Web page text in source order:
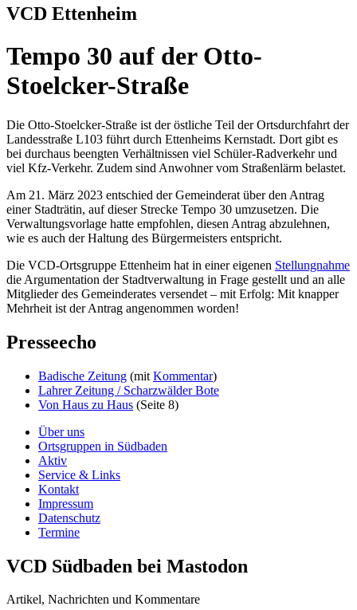
VCD Ettenheim
Tempo 30 auf der Otto-
Stoelcker-Straße
Die Otto-Stoelcker-Straße ist der östliche Teil der Ortsdurchfahrt der
Landesstraße L103 führt durch Ettenheims Kernstadt. Dort gibt es
bei durchaus beengten Verhältnissen viel Schüler-Radverkehr und
viel Kfz-Verkehr. Zudem sind Anwohner vom Straßenlärm belastet.
Am 21. März 2023 entschied der Gemeinderat über den Antrag
einer Stadträtin, auf dieser Strecke Tempo 30 umzusetzen. Die
Verwaltungsvorlage hatte empfohlen, diesen Antrag abzulehnen,
wie es auch der Haltung des Bürgermeisters entspricht.
Die VCD-Ortsgruppe Ettenheim hat in einer eigenen Stellungnahme
die Argumentation der Stadtverwaltung in Frage gestellt und an alle
Mitglieder des Gemeinderates versendet – mit Erfolg: Mit knapper
Mehrheit ist der Antrag angenommen worden!
Presseecho
Badische Zeitung (mit Kommentar)
Lahrer Zeitung / Scharzwälder Bote
Von Haus zu Haus (Seite 8)
Über uns
Ortsgruppen in Südbaden
Aktiv
Service & Links
Kontakt
Impressum
Datenschutz
Termine
VCD Südbaden bei Mastodon
Artikel, Nachrichten und Kommentare